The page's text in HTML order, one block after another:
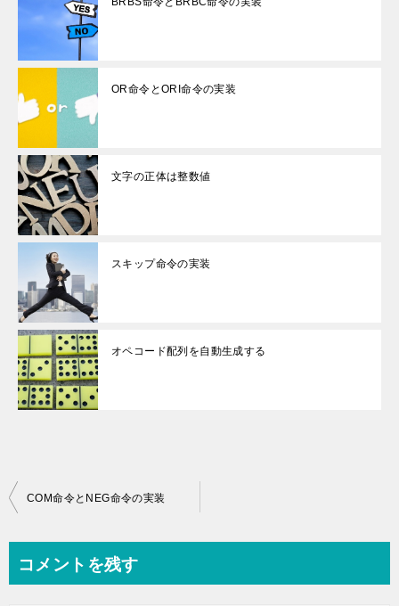
OR命令とORI命令の実装
文字の正体は整数値
スキップ命令の実装
オペコード配列を自動生成する
投
ビ
COM命令とNEG命令の実装
コメントを残す